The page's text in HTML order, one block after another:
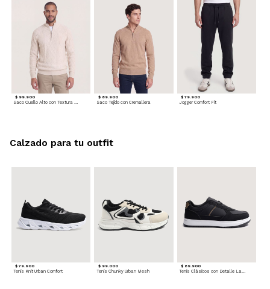
$ 99.900
Saco Cuello Alto con Textura Trenzada
$ 89.900
Saco Tejido con Cremallera
$ 79.900
Jogger Comfort Fit
$ 79.900
Tenis Knit Urban Comfort
$ 99.000
Tenis Chunky Urban Mesh
$ 89.900
Tenis Clásicos con Detalle Lateral
Calzado para tu outfit